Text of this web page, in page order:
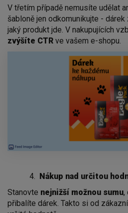
V třetím případě nemusíte udělat
šabloně jen odkomunikujte -
jaký produkt jde. V nakupujících
zvýšíte CTR ve vašem e-shopu.
Nákup nad určitou
Stanovte nejnižší možnou sumu,
přibalíte dárek. Takto si od